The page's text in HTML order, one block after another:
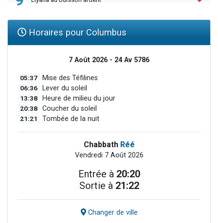
Horaires pour Columbus
7 Août 2026 - 24 Av 5786
05:37 Mise des Téfilines
06:36 Lever du soleil
13:38 Heure de milieu du jour
20:38 Coucher du soleil
21:21 Tombée de la nuit
Chabbath Réé
Vendredi 7 Août 2026
Entrée à 20:20
Sortie à 21:22
Changer de ville